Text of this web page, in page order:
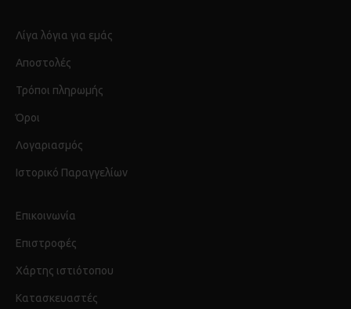
Λίγα λόγια για εμάς
Αποστολές
Τρόποι πληρωμής
Όροι
Λογαριασμός
Ιστορικό Παραγγελίων
Επικοινωνία
Επιστροφές
Χάρτης ιστιότοπου
Κατασκευαστές